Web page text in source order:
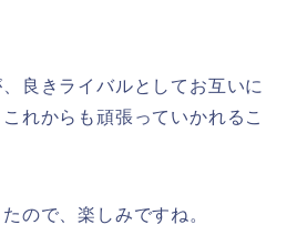
良きライバルとしてお互いに
れからも頑張っていかれるこ
ので、楽しみですね。